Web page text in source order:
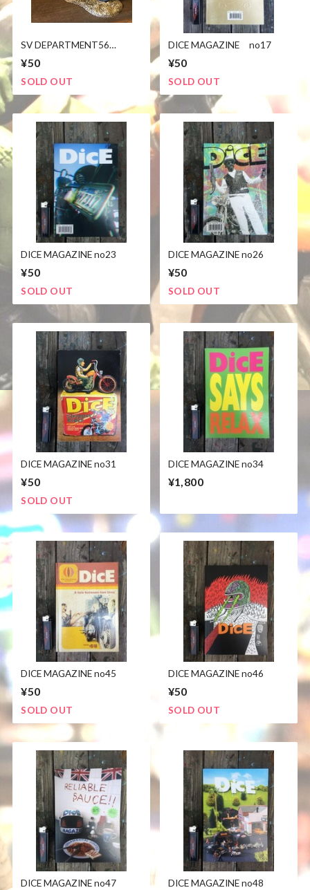
SV DEPARTMENT56
¥50
SOLD OUT
DICE MAGAZINE no17
¥50
SOLD OUT
DICE MAGAZINE no23
¥50
SOLD OUT
DICE MAGAZINE no26
¥50
SOLD OUT
DICE MAGAZINE no31
¥50
SOLD OUT
DICE MAGAZINE no34
¥1,800
DICE MAGAZINE no45
¥50
SOLD OUT
DICE MAGAZINE no46
¥50
SOLD OUT
DICE MAGAZINE no47 DICE MAGAZINE no48